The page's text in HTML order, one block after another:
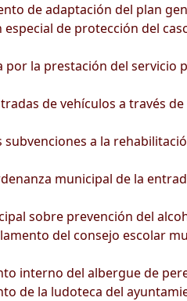
de adaptación del plan
de protección del
por la prestación del
de vehículos a través
a la
municipal de la
sobre prevención del
del consejo escolar
interno del albergue de
de la ludoteca del